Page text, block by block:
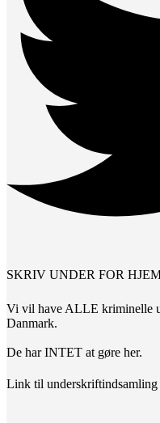
SKRIV UNDER FOR
Vi vil have ALLE kriminelle
Danmark.
De har INTET at gøre her.
Link til